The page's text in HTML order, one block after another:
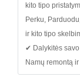
kito tipo
Perku,
ir kito tipo
✔ Dalykitės
Namų remontą